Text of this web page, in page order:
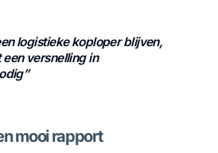
logistieke koploper blijven,
versnelling in
mooi rapport